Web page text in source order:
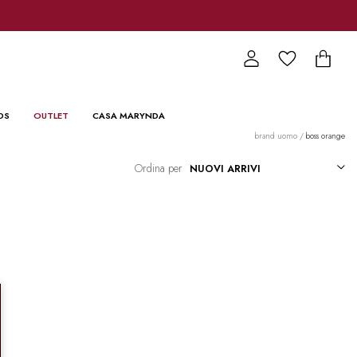
OUTLET CASA MARYNDA
brand uomo / boss orange
Ordina per